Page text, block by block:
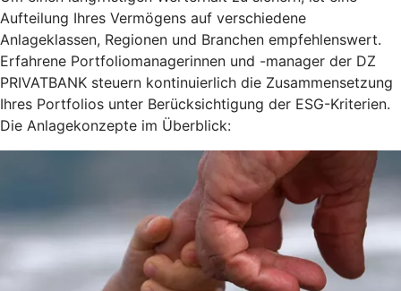
Aufteilung Ihres Vermögens auf verschiedene
Anlageklassen, Regionen und Branchen empfehlenswert.
Erfahrene Portfoliomanagerinnen und -manager der DZ
PRIVATBANK steuern kontinuierlich die Zusammensetzung
Ihres Portfolios unter Berücksichtigung der ESG-Kriterien.
Die Anlagekonzepte im Überblick: